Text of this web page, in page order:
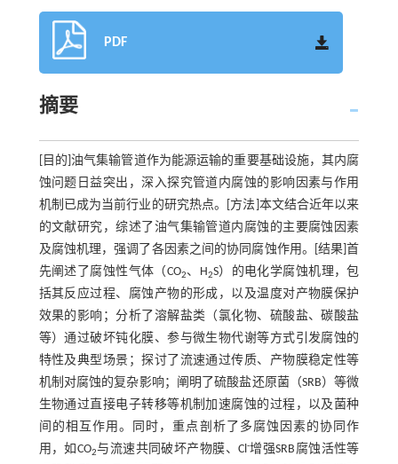
PDF
摘要
[目的]油气集输管道作为能源运输的重要基础设施，其内腐
蚀问题日益突出，深入探究管道内腐蚀的影响因素与作用
机制已成为当前行业的研究热点。[方法]本文结合近年以来
的文献研究，综述了油气集输管道内腐蚀的主要腐蚀因素
及腐蚀机理，强调了各因素之间的协同腐蚀作用。[结果]首
先阐述了腐蚀性气体（CO2、H2S）的电化学腐蚀机理，包
括其反应过程、腐蚀产物的形成，以及温度对产物膜保护
效果的影响；分析了溶解盐类（氯化物、硫酸盐、碳酸盐
等）通过破坏钝化膜、参与微生物代谢等方式引发腐蚀的
特性及典型场景；探讨了流速通过传质、产物膜稳定性等
机制对腐蚀的复杂影响；阐明了硫酸盐还原菌（SRB）等微
生物通过直接电子转移等机制加速腐蚀的过程，以及菌种
间的相互作用。同时，重点剖析了多腐蚀因素的协同作
用，如CO2与流速共同破坏产物膜、Cl-增强SRB腐蚀活性等